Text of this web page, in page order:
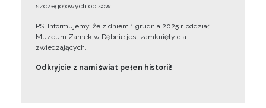
szczegółowych opisów.
PS. Informujemy, że z dniem 1 grudnia 2025 r. oddział
Muzeum Zamek w Dębnie jest zamknięty dla
zwiedzających.
Odkryjcie z nami świat pełen historii!